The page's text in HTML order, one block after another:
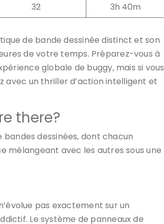
32 3h 40m
de bande dessinée distinct et son
de votre temps. Préparez-vous à
globale de buggy, mais si vous
avec un thriller d’action intelligent et
there?
bandes dessinées, dont chacun
mélangeant avec les autres sous une
pas exactement sur un
Le système de panneaux de